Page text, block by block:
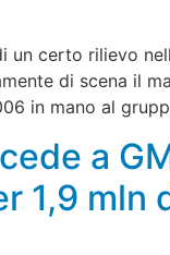
un certo rilievo
di scena il
in mano al
a
1,9 mln